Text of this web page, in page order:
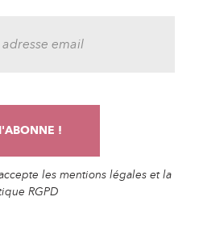
les mentions légales et la
RGPD